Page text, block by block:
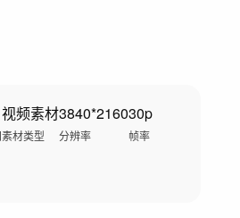
视频素材
素材类型
3840*2160
分辨率
30p
帧率